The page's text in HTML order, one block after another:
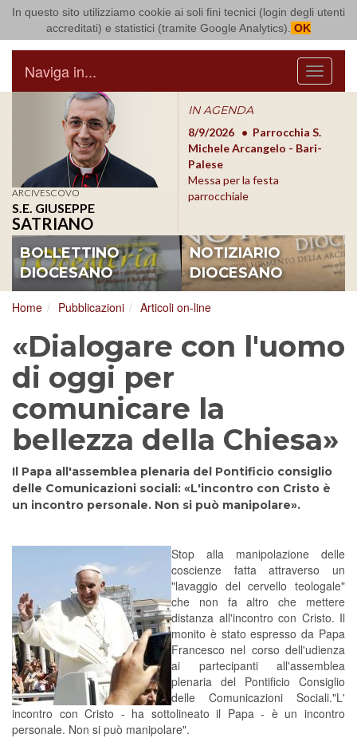
In questo sito utilizziamo cookie ai soli fini tecnici (login degli utenti
accreditati) e statistici (tramite Google Analytics). OK
Arcidiocesi di Bari Bitonto
Menu
Naviga in...
ARCIVESCOVO
S.E. GIUSEPPE
SATRIANO
IN AGENDA
8/17/2026
Conversano
Conferenza Episcopale
Pugliese
8/9/2026
Parrocchia S.
Michele Arcangelo - Bari-
Palese
Messa per la festa
parrocchiale
BOLLETTINO
DIOCESANO
NOTIZIARIO
DIOCESANO
Home Pubblicazioni Articoli on-line
«Dialogare con l'uomo
di oggi per
comunicare la
bellezza della Chiesa»
Il Papa all'assemblea plenaria del Pontificio consiglio
delle Comunicazioni sociali: «L'incontro con Cristo è
un incontro personale. Non si può manipolare».
Stop alla manipolazione delle
coscienze fatta attraverso un
"lavaggio del cervello teologale"
che non fa altro che mettere
distanza all'incontro con Cristo. Il
monito è stato espresso da Papa
Francesco nel corso dell'udienza
ai partecipanti all'assemblea
plenaria del Pontificio Consiglio
delle Comunicazioni Sociali."L'
incontro con Cristo - ha sottolineato il Papa - è un incontro
personale. Non si può manipolare".